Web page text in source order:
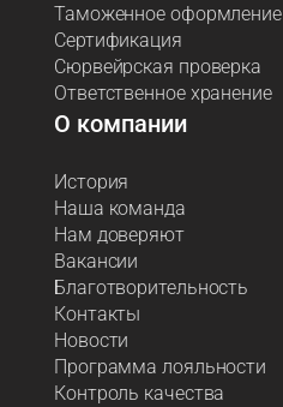
Таможенное оформление
Сертификация
Сюрвейрская проверка
Ответственное хранение
О компании
История
Наша команда
Нам доверяют
Вакансии
Благотворительность
Контакты
Новости
Программа лояльности
Контроль качества